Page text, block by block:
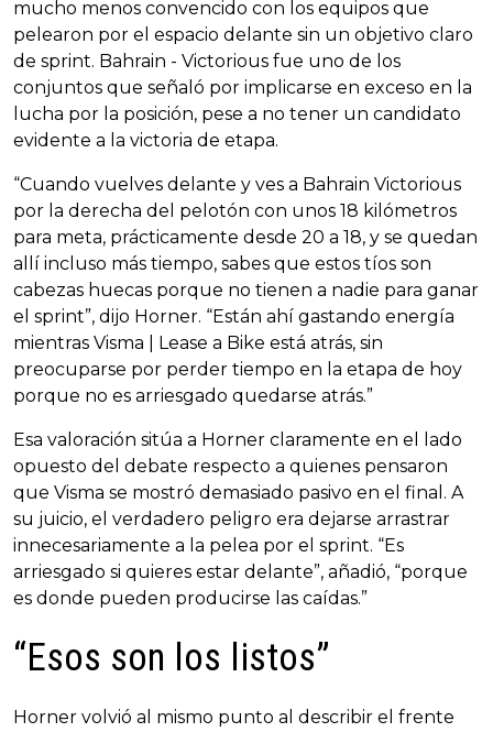
mucho menos convencido con los equipos que
pelearon por el espacio delante sin un objetivo claro
de sprint. Bahrain - Victorious fue uno de los
conjuntos que señaló por implicarse en exceso en la
lucha por la posición, pese a no tener un candidato
evidente a la victoria de etapa.
“Cuando vuelves delante y ves a Bahrain Victorious
por la derecha del pelotón con unos 18 kilómetros
para meta, prácticamente desde 20 a 18, y se quedan
allí incluso más tiempo, sabes que estos tíos son
cabezas huecas porque no tienen a nadie para ganar
el sprint”, dijo Horner. “Están ahí gastando energía
mientras Visma | Lease a Bike está atrás, sin
preocuparse por perder tiempo en la etapa de hoy
porque no es arriesgado quedarse atrás.”
Esa valoración sitúa a Horner claramente en el lado
opuesto del debate respecto a quienes pensaron
que Visma se mostró demasiado pasivo en el final. A
su juicio, el verdadero peligro era dejarse arrastrar
innecesariamente a la pelea por el sprint. “Es
arriesgado si quieres estar delante”, añadió, “porque
es donde pueden producirse las caídas.”
“Esos son los listos”
Horner volvió al mismo punto al describir el frente